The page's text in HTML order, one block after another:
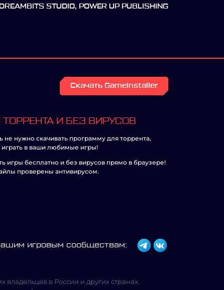
DREAMBITS STUDIO, POWER UP PUBLISHING
Скачать GameInstaller
ТОРРЕНТА И БЕЗ ВИРУСОВ
не нужно скачивать программу для торрента,
играть в ваши любимые игры!
игры бесплатно и без вирусов прямо в браузере!
проверены антивирусом.
игровым сообществам:
в России и других странах.